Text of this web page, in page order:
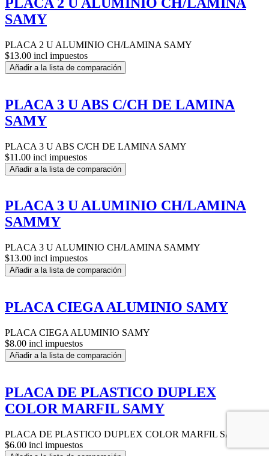
SAMY
PLACA 2 U ALUMINIO CH/LAMINA SAMY
$13.00 incl impuestos
Añadir a la lista de comparación
PLACA 3 U ABS C/CH DE LAMINA
SAMY
PLACA 3 U ABS C/CH DE LAMINA SAMY
$11.00 incl impuestos
Añadir a la lista de comparación
PLACA 3 U ALUMINIO CH/LAMINA
SAMMY
PLACA 3 U ALUMINIO CH/LAMINA SAMMY
$13.00 incl impuestos
Añadir a la lista de comparación
PLACA CIEGA ALUMINIO SAMY
PLACA CIEGA ALUMINIO SAMY
$8.00 incl impuestos
Añadir a la lista de comparación
PLACA DE PLASTICO DUPLEX
COLOR MARFIL SAMY
PLACA DE PLASTICO DUPLEX COLOR MARFIL SAMY
$6.00 incl impuestos